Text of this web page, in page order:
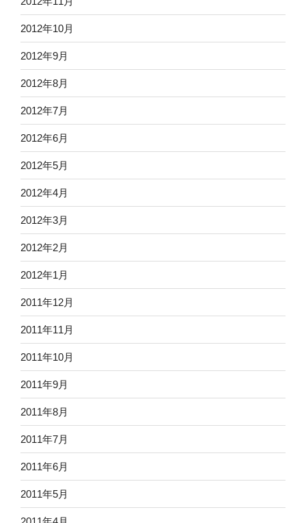
2012年10月
2012年9月
2012年8月
2012年7月
2012年6月
2012年5月
2012年4月
2012年3月
2012年2月
2012年1月
2011年12月
2011年11月
2011年10月
2011年9月
2011年8月
2011年7月
2011年6月
2011年5月